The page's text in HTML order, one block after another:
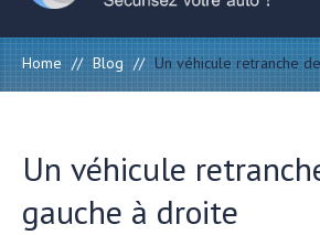
Home // Blog // Un véhicule retranche
Un véhicule
gauche à droite